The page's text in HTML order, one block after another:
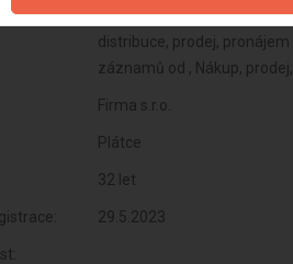
Firma s.r.o.
Plátce
32 let
29.5.2023